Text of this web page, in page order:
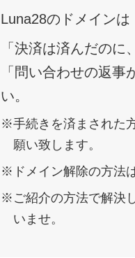
Luna28のドメインは
「決済は済んだのに
「問い合わせの返
い。
※手続きを済まされた
願い致します。
※ドメイン解除の方法
※ご紹介の方法で解決
いませ。